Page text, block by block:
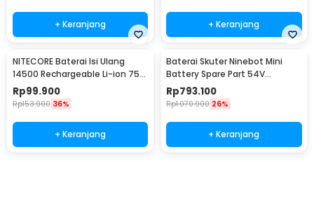
+ Keranjang + Keranjang
NITECORE Baterai Isi Ulang
14500 Rechargeable Li-ion 750
mAh 3.6 V 1PC - NL1475R
Rp99.900
Rp153.900 36%
+ Keranjang
Baterai Skuter Ninebot Mini
Battery Spare Part 54V
4900mAh
Rp793.100
Rp1.070.900 26%
+ Keranjang